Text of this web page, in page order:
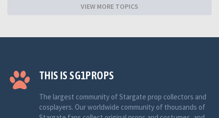
VIEW MORE TOPICS
THIS IS SG1PROPS
The largest community of Stargate prop collectors and
cosplayers. Our worldwide community of thousands of